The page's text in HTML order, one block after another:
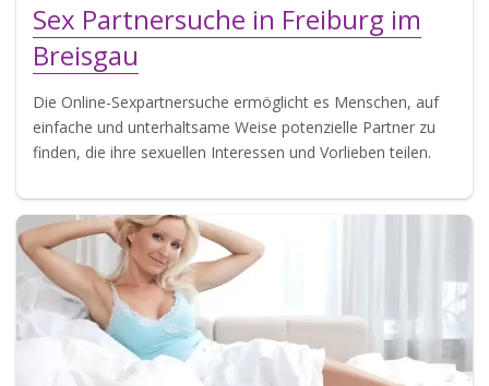
Sex Partnersuche in Freiburg im
Breisgau
Die Online-Sexpartnersuche ermöglicht es Menschen, auf
einfache und unterhaltsame Weise potenzielle Partner zu
finden, die ihre sexuellen Interessen und Vorlieben teilen.